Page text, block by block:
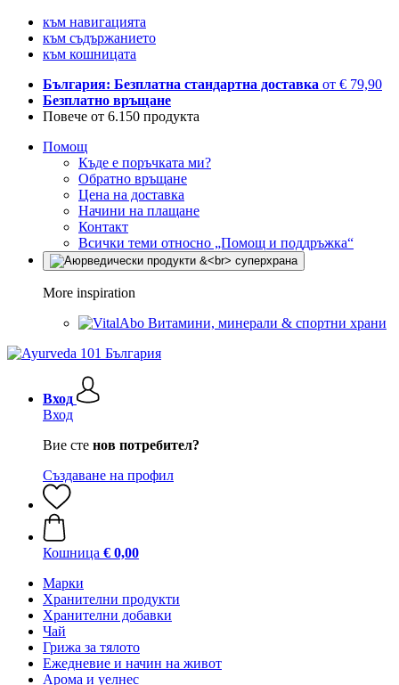
към навигацията
към съдържанието
към кошницата
България: Безплатна стандартна доставка от € 79,90
Безплатно връщане
Повече от 6.150 продукта
Помощ
Къде е поръчката ми?
Обратно връщане
Цена на доставка
Начини на плащане
Контакт
Всички теми относно „Помощ и поддръжка“
More inspiration
Витамини, минерали & спортни храни
Вход
Вход
Вие сте нов потребител?
Създаване на профил
Кошница € 0,00
Марки
Хранителни продукти
Хранителни добавки
Чай
Грижа за тялото
Ежедневие и начин на живот
Арома и уелнес